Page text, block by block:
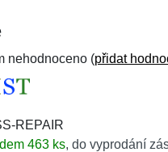
nehodnoceno (přidat
REPAIR
463 ks, do vyprodání